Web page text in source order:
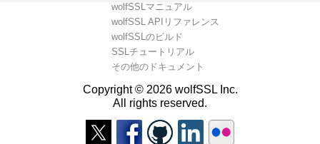
wolfSSLマニュアル
wolfSSL APIリファレンス
wolfSSLのビルド
SSLチュートリアル
その他のドキュメント
Copyright © 2026 wolfSSL Inc.
All rights reserved.